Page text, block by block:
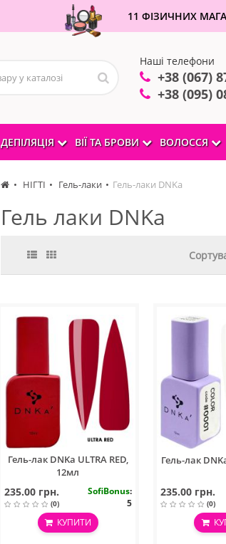
11 ФІЗИЧНИХ
Наші телефони
+38 (067)
+38 (095)
ДЕПІЛЯЦІЯ ВІЇ ТА БРОВИ ВОЛОССЯ
НІГТІ Гель-лаки Гель-лаки DNKa
Гель лаки DNKa
Гель-лак DNKa ULTRA RED,
12мл
235.00 грн.
(0)
SofiBonus:
5
КУПИТИ
Гель-лак
235.00 грн.
(0)